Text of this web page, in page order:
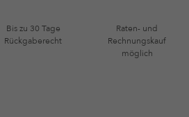
Bis zu 30 Tage
Rückgaberecht
Raten- und
Rechnungskauf
möglich